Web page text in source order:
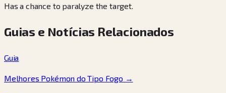
Has a chance to paralyze the target.
Guias e Notícias Relacionados
Guia
Melhores Pokémon do Tipo Fogo →